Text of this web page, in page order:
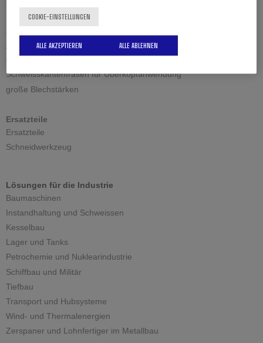
standard Schweisskantenfräsen
Schweisskantenfräsen für Überkopfanwendung
große Blechstärken
Ersatzteile
Ersatzteile
Schneidwerkzeug
Lösungen für die Industrie
Baumaschinen
Instandhaltung und Schweissen
Kesselbau
Lager und Tanks
Petrochemie und Nuklearindustrie
Schiffbau und Militär
Tiefbau
Transport und Hubsysteme
Wind- und Thermalenergien
Zerspaner und Lohnfertiger im Metallbau
COOKIE-EINSTELLUNGEN
ALLE ABLEHNEN
ALLE AKZEPTIEREN